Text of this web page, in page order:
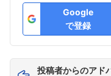
Google
で登録
投稿者からのアド